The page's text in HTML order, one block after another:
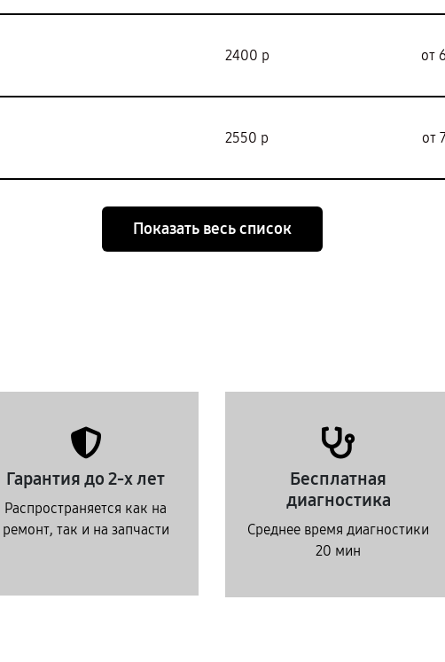
2400 р от
2550 р от
Показать весь список
Гарантия до 2-х лет
Распространяется как на
ремонт, так и на запчасти
Бесплатная
диагностика
Среднее время диагностики
20 мин